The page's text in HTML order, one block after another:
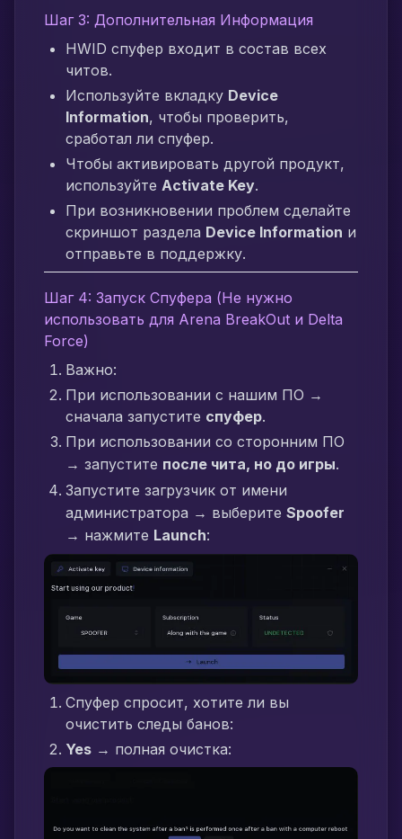
Шаг 3: Дополнительная Информация
HWID спуфер входит в состав всех
читов.
Используйте вкладку Device
Information, чтобы проверить,
сработал ли спуфер.
Чтобы активировать другой продукт,
используйте Activate Key.
При возникновении проблем сделайте
скриншот раздела Device Information и
отправьте в поддержку.
Шаг 4: Запуск Спуфера (Не нужно
использовать для Arena BreakOut и Delta
Force)
Важно:
При использовании с нашим ПО →
сначала запустите спуфер.
При использовании со сторонним ПО
→ запустите после чита, но до игры.
Запустите загрузчик от имени
администратора → выберите Spoofer
→ нажмите Launch:
Спуфер спросит, хотите ли вы
очистить следы банов:
Yes → полная очистка: